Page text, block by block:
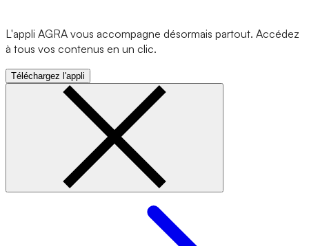
L'appli AGRA vous accompagne désormais partout. Accédez
à tous vos contenus en un clic.
Téléchargez l'appli